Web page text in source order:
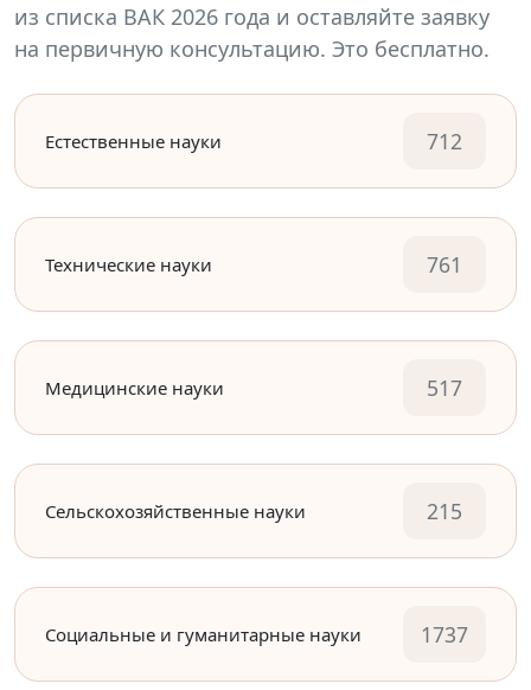
из списка ВАК 2026 года и оставляйте заявку
на первичную консультацию. Это бесплатно.
Естественные науки 712
Технические науки 761
Медицинские науки 517
Сельскохозяйственные науки 215
Социальные и гуманитарные науки 1737